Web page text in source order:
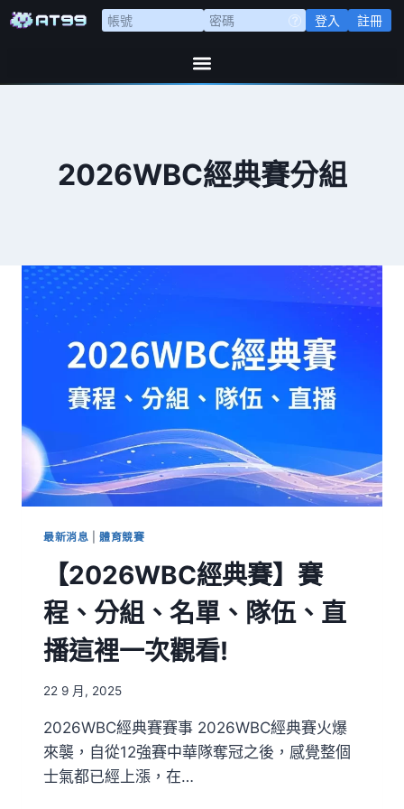
登入 註冊
2026WBC經典賽分組
最新消息 |體育競賽
【2026WBC經典賽】賽
程、分組、名單、隊伍、直
播這裡一次觀看!
22 9 月, 2025
2026WBC經典賽賽事 2026WBC經典賽火爆
來襲，自從12強賽中華隊奪冠之後，感覺整個
士氣都已經上漲，在…